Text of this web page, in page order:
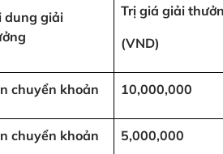
dung giải
Trị giá giải
(VND)
chuyển khoản 10,000,000
chuyển khoản 5,000,000